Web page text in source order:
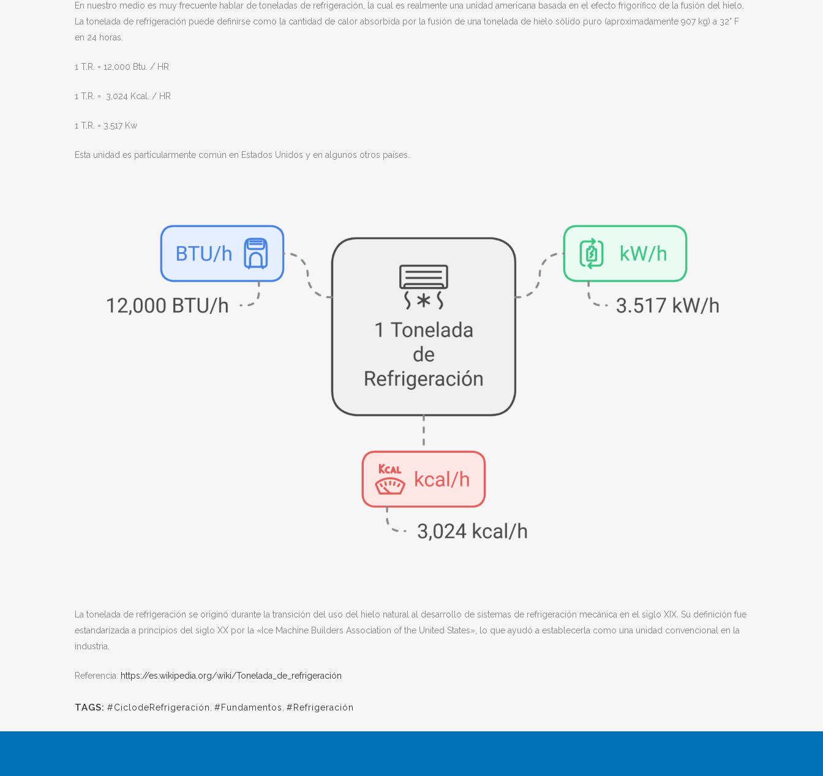
En nuestro medio es muy frecuente hablar de toneladas de refrigeración, la cual es realmente una unidad americana basada en el efecto frigorífico de la fusión del hielo.
La tonelada de refrigeración puede definirse como la cantidad de calor absorbida por la fusión de una tonelada de hielo sólido puro (aproximadamente 907 kg) a 32° F
en 24 horas.
1 T.R. = 12,000 Btu. / HR
1 T.R. = 3,024 Kcal. / HR
1 T.R. = 3.517 Kw
Esta unidad es particularmente común en Estados Unidos y en algunos otros países.
La tonelada de refrigeración se originó durante la transición del uso del hielo natural al desarrollo de sistemas de refrigeración mecánica en el siglo XIX. Su definición fue
estandarizada a principios del siglo XX por la «Ice Machine Builders Association of the United States», lo que ayudó a establecerla como una unidad convencional en la
industria.
Referencia: https://es.wikipedia.org/wiki/Tonelada_de_refrigeración
TAGS: #CiclodeRefrigeración #Fundamentos #Refrigeración